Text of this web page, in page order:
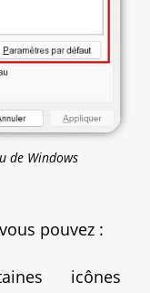
de Windows
pouvez :
icônes